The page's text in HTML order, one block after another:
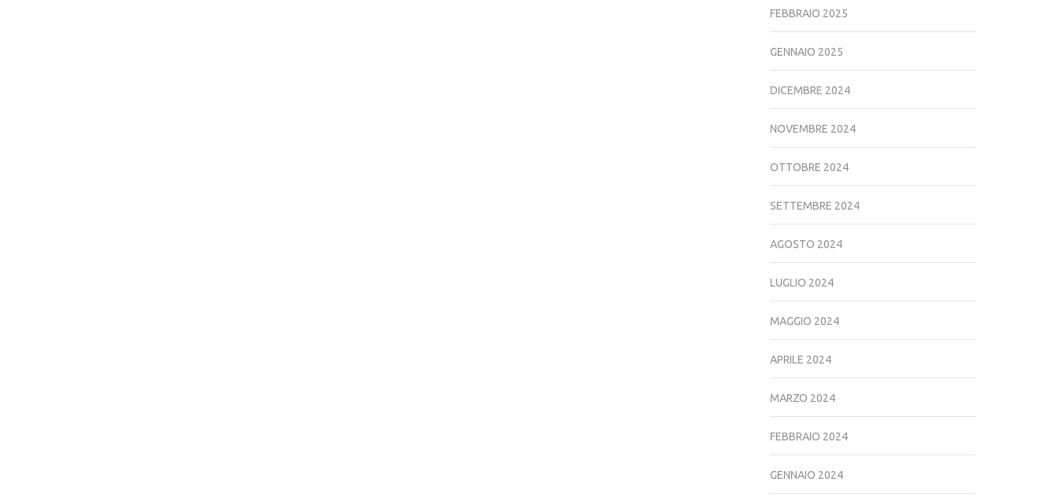
FEBBRAIO 2025
GENNAIO 2025
DICEMBRE 2024
NOVEMBRE 2024
OTTOBRE 2024
SETTEMBRE 2024
AGOSTO 2024
LUGLIO 2024
MAGGIO 2024
APRILE 2024
MARZO 2024
FEBBRAIO 2024
GENNAIO 2024